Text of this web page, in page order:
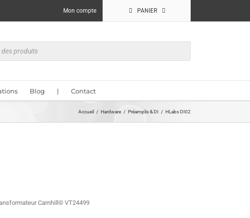
Mon compte PANIER
Blog | Contact
Accueil Hardware Préamplis & DI HLabs DI02
Carnhill© VT24499